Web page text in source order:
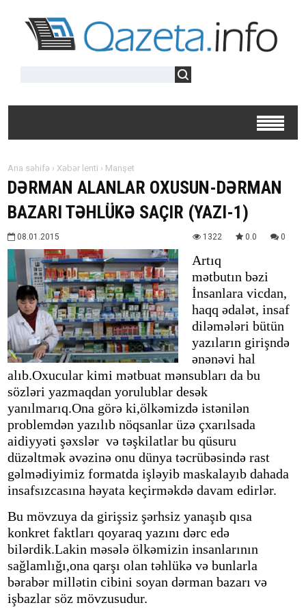
Ana səhifə › Xəbər lenti › Manşet
DƏRMAN ALANLAR OXUSUN-DƏRMAN
BAZARI TƏHLÜKƏ SAÇIR (YAZI-1)
08.01.2015 1322 0.0 0
Artıq
mətbutın bəzi
İnsanlara vicdan,
haqq ədalət, insaf
diləmələri bütün
yazıların girişndə
ənənəvi hal
alıb.Oxucular kimi mətbuat mənsubları da bu
sözləri yazmaqdan yorulublar desək
yanılmarıq.Ona görə ki,ölkəmizdə istənilən
problemdən yazılıb nöqsanlar üzə çxarılsada
aidiyyəti şəxslər və təşkilatlar bu qüsuru
düzəltmək əvəzinə onu dünya təcrübəsində rast
gəlmədiyimiz formatda işləyib maskalayıb dahada
insafsızcasına həyata keçirməkdə davam edirlər.
Bu mövzuya da girişsiz şərhsiz yanaşıb qısa
konkret faktları qoyaraq yazını dərc edə
bilərdik.Lakin məsələ ölkəmizin insanlarının
sağlamlığı,ona qarşı olan təhlükə və bunlarla
bərabər millətin cibini soyan dərman bazarı və
işbazlar söz mövzusudur.